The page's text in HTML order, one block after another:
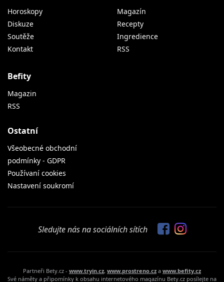
Horoskopy
Diskuze
Soutěže
Kontakt
Magazín
Recepty
Ingredience
RSS
Befity
Magazin
RSS
Ostatní
Všeobecné obchodní
podmínky - GDPR
Používaní cookies
Nastavení soukromí
Sledujte nás na sociálních sítích
Partneři Bety.cz - www.tryin.cz, www.prostreno.cz a www.befity.cz
Své náměty a připomínky k obsahu internetového magazínu Bety.cz posílejte na